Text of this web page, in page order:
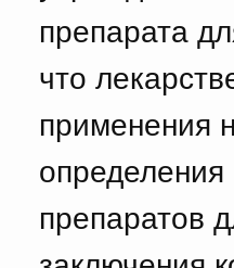
препарата
что
применения
препаратов